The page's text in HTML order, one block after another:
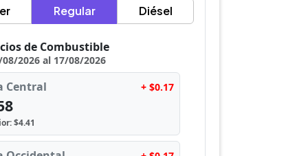
Regular Diésel